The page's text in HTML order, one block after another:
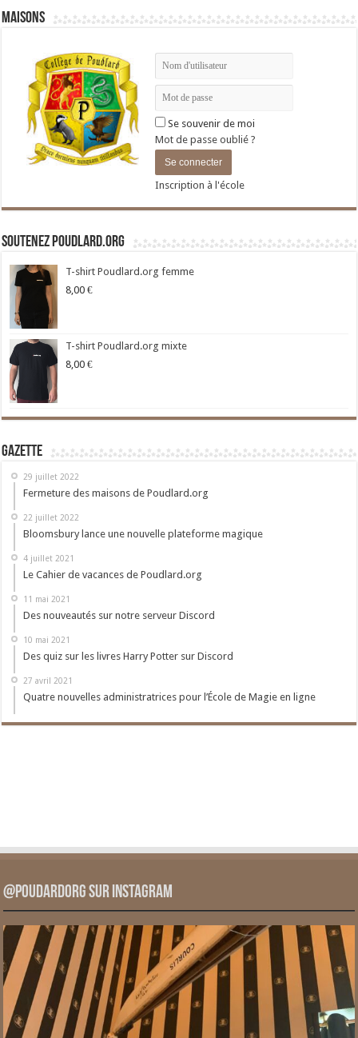
Maisons
Se souvenir de moi
Mot de passe oublié ?
Inscription à l'école
Soutenez Poudlard.org
T-shirt Poudlard.org femme
8,00 €
T-shirt Poudlard.org mixte
8,00 €
Gazette
29 juillet 2022
Fermeture des maisons de Poudlard.org
22 juillet 2022
Bloomsbury lance une nouvelle plateforme magique
4 juillet 2021
Le Cahier de vacances de Poudlard.org
11 mai 2021
Des nouveautés sur notre serveur Discord
10 mai 2021
Des quiz sur les livres Harry Potter sur Discord
27 avril 2021
Quatre nouvelles administratrices pour l’École de Magie en ligne
@PoudardOrg sur Instagram